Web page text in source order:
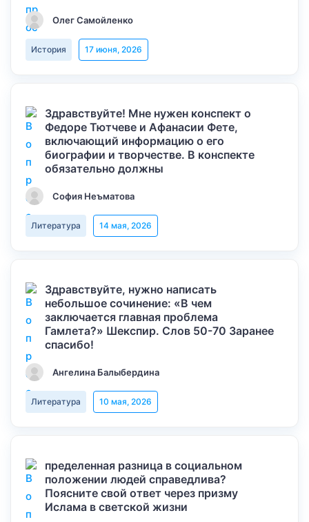
Олег Самойленко
История 17 июня, 2026
Здравствуйте! Мне нужен конспект о
Федоре Тютчеве и Афанасии Фете,
включающий информацию о его
биографии и творчестве. В конспекте
обязательно должны
София Неъматова
Литература 14 мая, 2026
Здравствуйте, нужно написать
небольшое сочинение: «В чем
заключается главная проблема
Гамлета?» Шекспир. Слов 50-70 Заранее
спасибо!
Ангелина Балыбердина
Литература 10 мая, 2026
пределенная разница в социальном
положении людей справедлива?
Поясните свой ответ через призму
Ислама в светской жизни